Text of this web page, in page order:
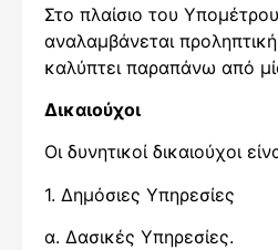
Στο πλαίσιο του
αναλαμβάνεται
καλύπτει παραπάνω από
Δικαιούχοι
Οι δυνητικοί δικαιούχοι
1. Δημόσιες Υπηρεσίες
α. Δασικές Υπηρεσίες.